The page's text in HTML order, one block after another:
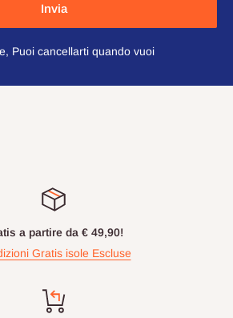
Invia
Puoi cancellarti quando vuoi
a partire da € 49,90!
Gratis isole Escluse